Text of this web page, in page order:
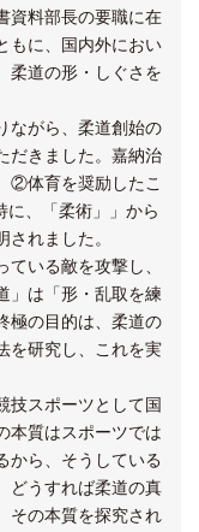
資料部長の要職に在
もに、国内外におい
柔道の形・しぐさを
ながら、柔道創始の
だきました。嘉納治
②体育を奨励したこ
、「柔術」」から
されました。
ている敵を攻撃し、
」は「形・乱取を練
極の目的は、柔道の
を研究し、これを実
技スポーツとして国
本質はスポーツでは
から、そうしている
どうすれば柔道の真
その本質を探究され